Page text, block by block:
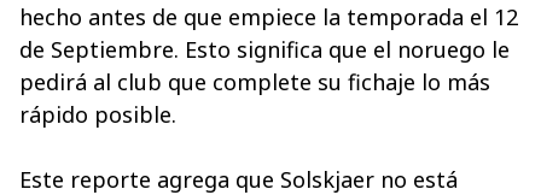
hecho antes de que empiece la temporada el 12
de Septiembre. Esto significa que el noruego le
pedirá al club que complete su fichaje lo más
rápido posible.
Este reporte agrega que Solskjaer no está